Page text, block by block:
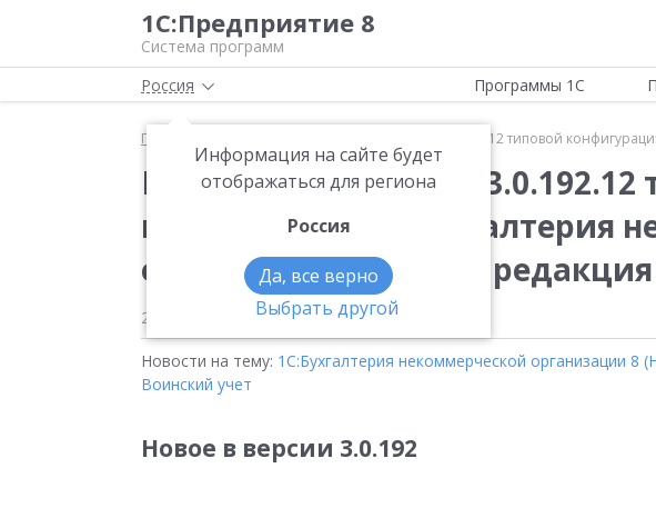
1С:Предприятие 8
Система программ
Россия
Информация на сайте будет
отображаться для региона
Россия
Да, все верно
Выбрать другой
Программы 1С
Главная Вышла новая версия 3.0.192.12 типовой
Вышла новая версия 3.0.192.12
конфигурации «Бухгалтерия
организации КОРП», редакция
20.02.2026
Новости на тему: 1С:Бухгалтерия некоммерческой организации 8
Воинский учет
Новое в версии 3.0.192